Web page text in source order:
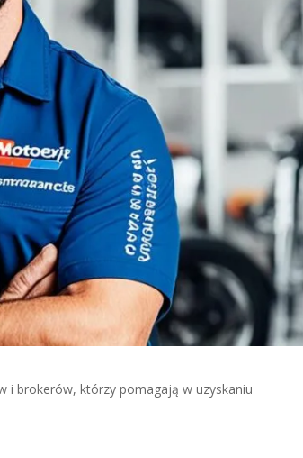
i brokerów, którzy pomagają w uzyskaniu